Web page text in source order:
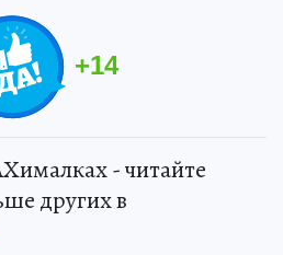
+14
- читайте
других в